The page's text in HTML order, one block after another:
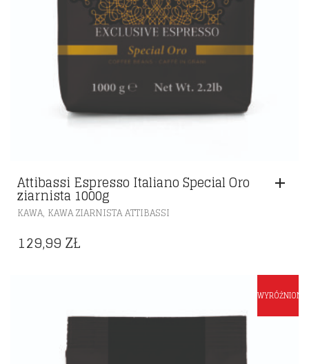
Attibassi Espresso Italiano Special Oro
ziarnista 1000g
KAWA, KAWA ZIARNISTA ATTIBASSI
129,99ZŁ
WYRÓŻNIONE